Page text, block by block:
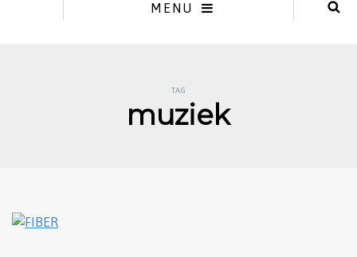
MENU
TAG
muziek